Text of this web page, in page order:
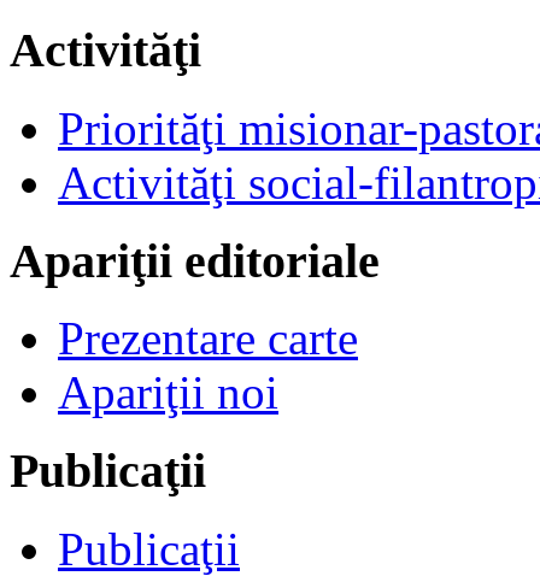
Activităţi
Priorităţi misionar-
Activităţi social-
Apariţii editoriale
Prezentare carte
Apariţii noi
Publicaţii
Publicaţii